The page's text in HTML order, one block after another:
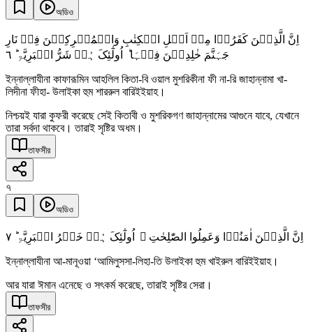
অডিও
اِنَّ الَّذِیۡنَ کَفَرُوۡا مِنۡ اَہۡلِ الۡکِتٰبِ وَالۡمُشۡرِکِیۡنَ فِیۡ نَارِ
جَہَنَّمَ خٰلِدِیۡنَ فِیۡہَا ؕ اُولٰٓئِکَ ہُمۡ شَرُّ الۡبَرِیَّۃِ ؕ ٦
ইন্নাল্লাযীনা কাফারূমিন আহলিল কিতা-বি ওয়াল মুশরিকীনা ফী না-রি জাহান্নামা খা-
লিদীনা ফীহা- উলাইকা হুম শাররুল বারিইইয়াহ।
নিশ্চয়ই যারা কুফরী করেছে সেই কিতাবী ও মুশরিকগণ জাহান্নামের আগুনে যাবে, যেখানে
তারা সর্বদা থাকবে। তারাই সৃষ্টির অধম।
তাফসীর
৭
অডিও
اِنَّ الَّذِیۡنَ اٰمَنُوۡا وَعَمِلُوا الصّٰلِحٰتِ ۙ اُولٰٓئِکَ ہُمۡ خَیۡرُ الۡبَرِیَّۃِ ؕ ٧
ইন্নাল্লাযীনা আ-মানূওয়া ‘আমিলুসসা-লিহা-তি উলাইকা হুম খাইরুল বারিইইয়াহ।
আর যারা ঈমান এনেছে ও সৎকর্ম করেছে, তারাই সৃষ্টির সেরা।
তাফসীর